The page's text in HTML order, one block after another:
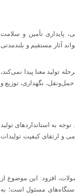
پایداری تأمین و سلامت
آثار مستقیم و بلندمدتی
تولید معنا پیدا نمی‌کند،
نگهداری، توزیع و
به استانداردهای تولید
و ارتقای کیفیت تولیدات
افزود: این موضوع از
مسئول است؛ به